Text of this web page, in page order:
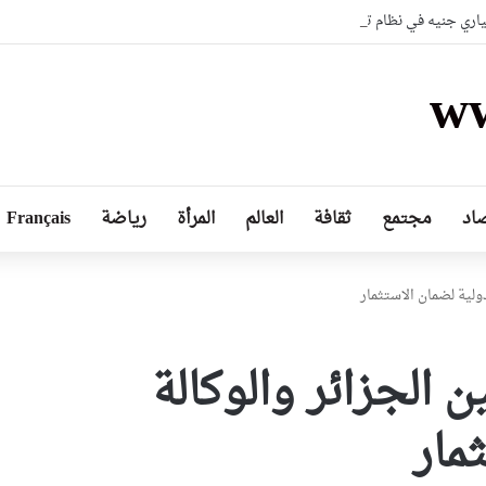
جنيه في نظام تدريب عسكري شبيه بلعبة “فورتنايت” متطورة
مجتمع ثقافة العالم المرأة رياضة Français
لضمان الاستثمار
والوكالة